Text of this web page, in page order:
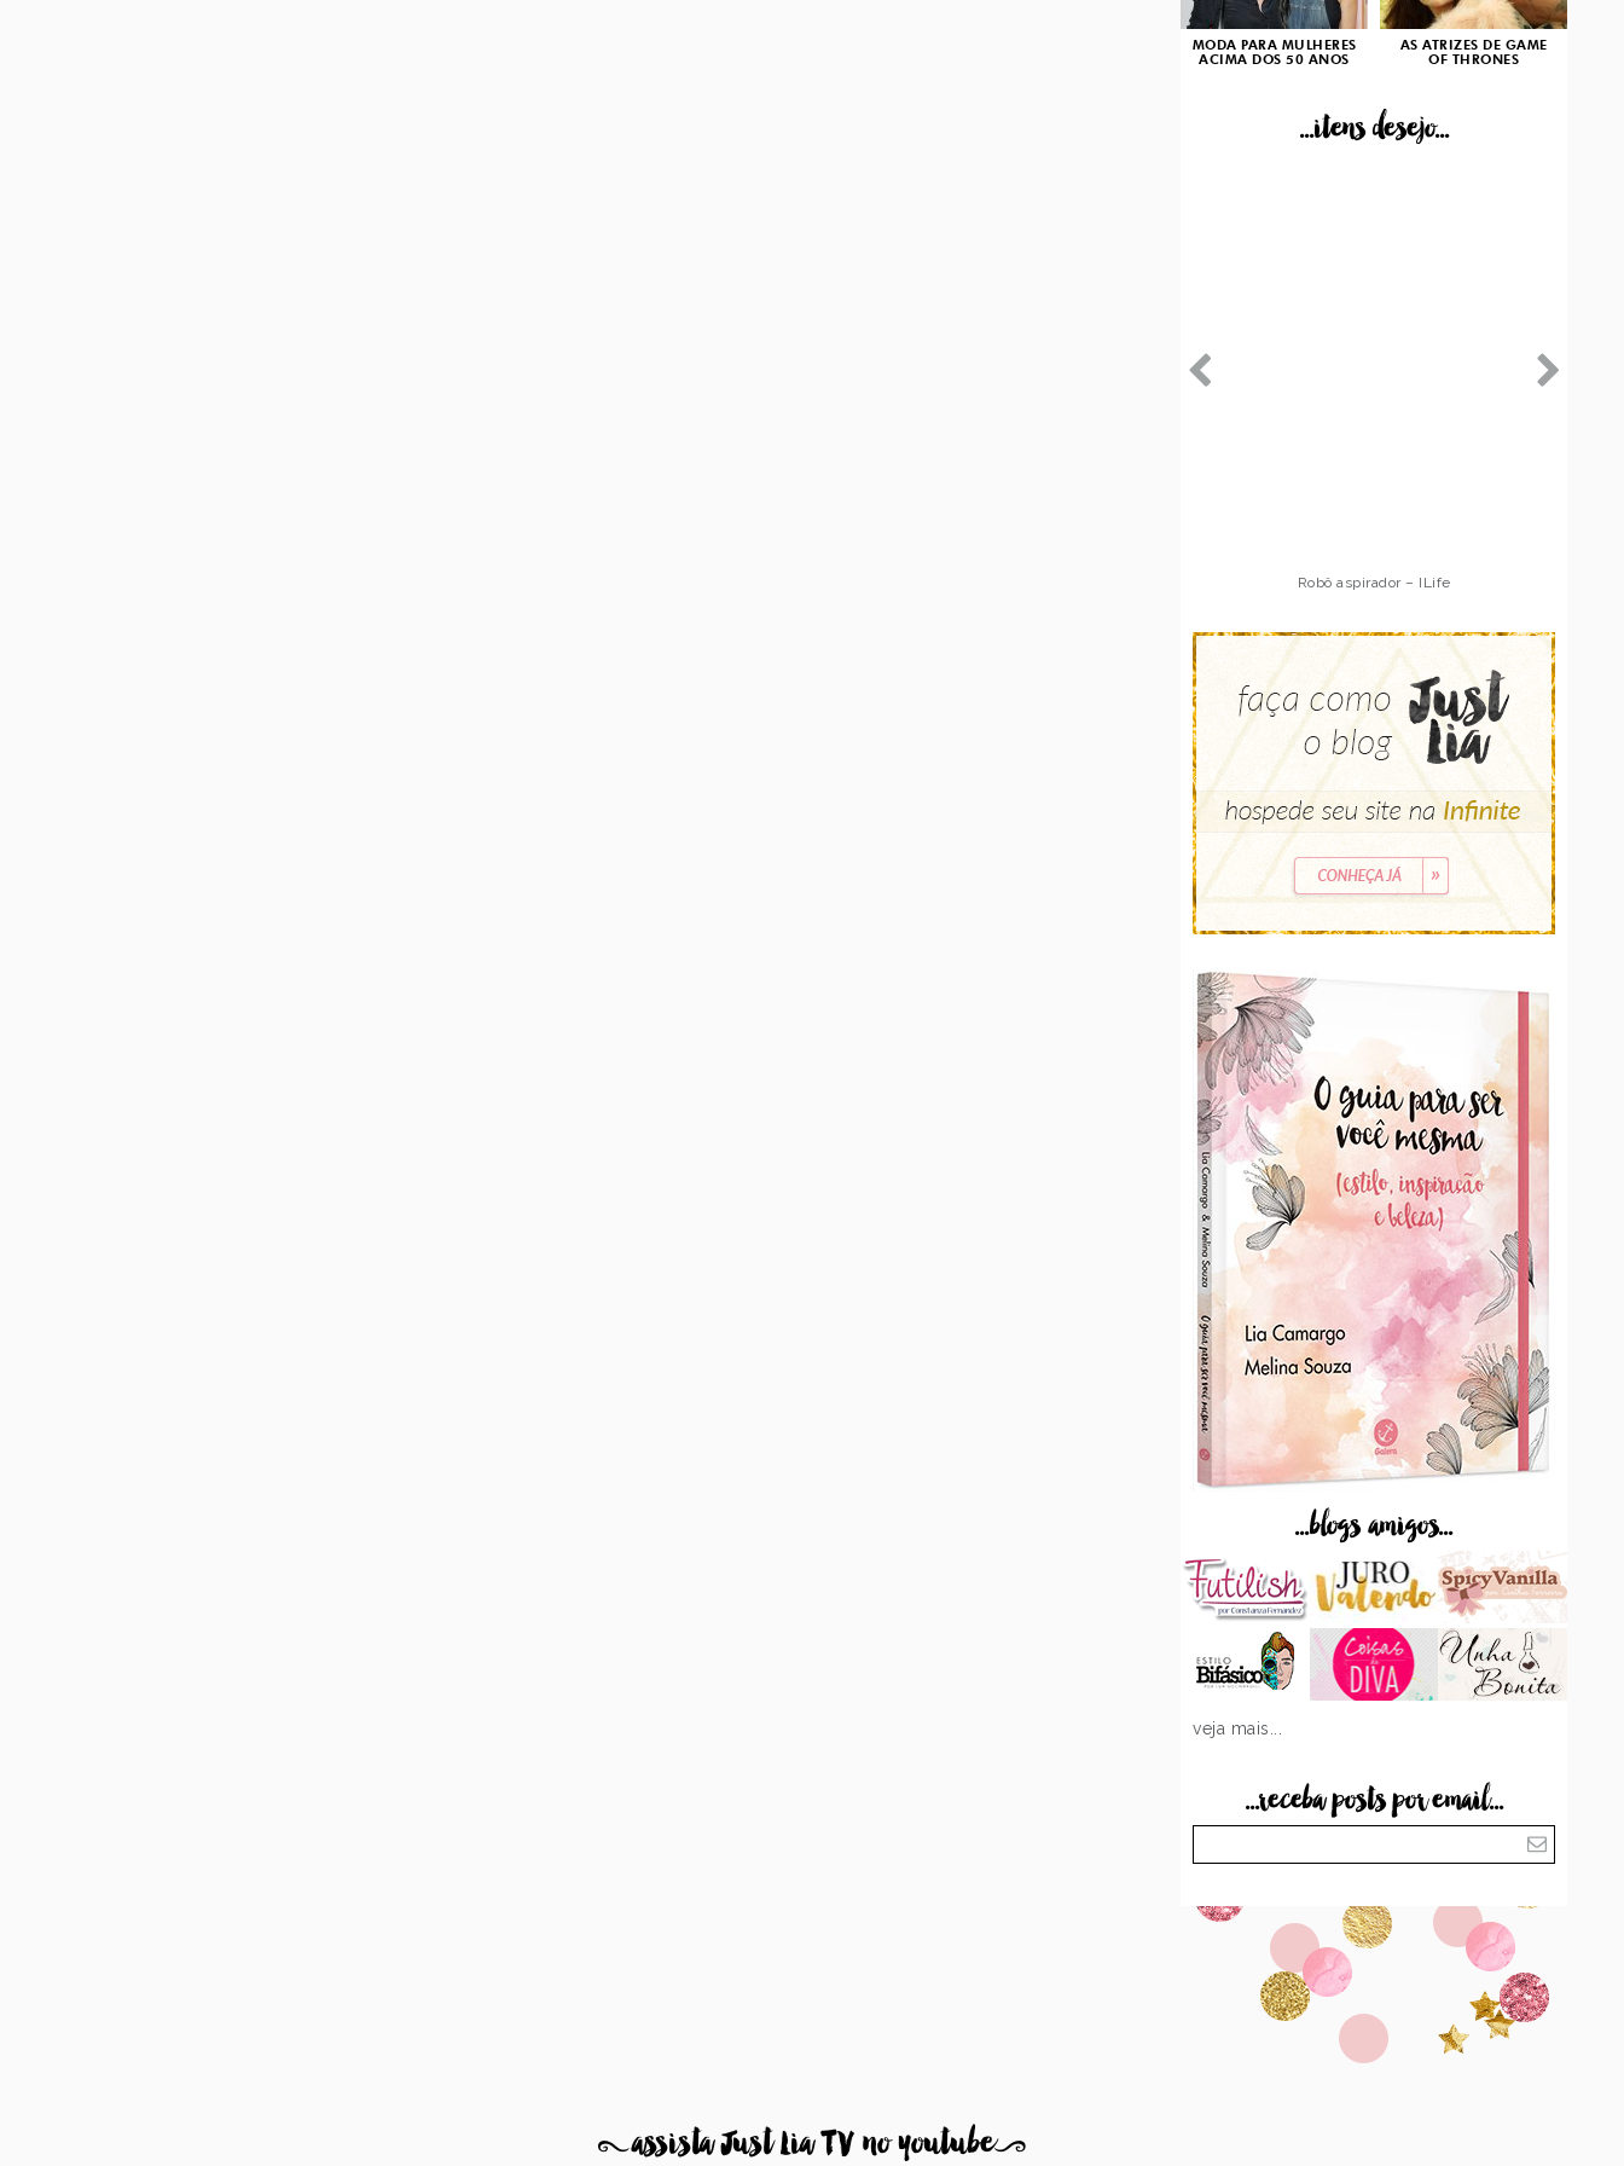
MODA PARA MULHERES
ACIMA DOS 50 ANOS
AS ATRIZES DE GAME
OF THRONES
...itens desejo...
Robô aspirador – ILife
...blogs amigos...
veja mais...
...receba posts por email...
8assista Just Lia TV no youtube9